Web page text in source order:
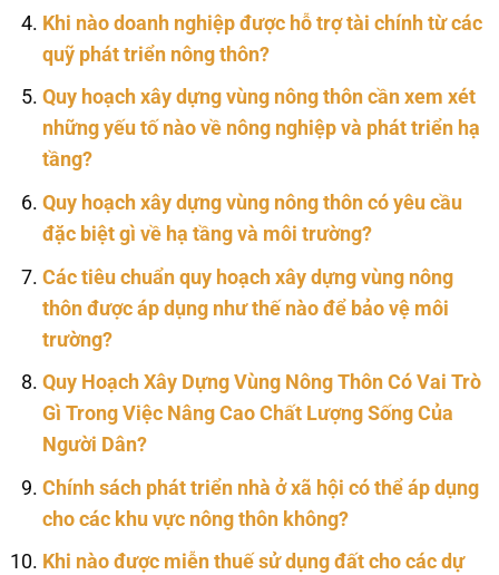
Khi nào doanh nghiệp được hỗ trợ tài chính từ các
quỹ phát triển nông thôn?
Quy hoạch xây dựng vùng nông thôn cần xem xét
những yếu tố nào về nông nghiệp và phát triển hạ
tầng?
Quy hoạch xây dựng vùng nông thôn có yêu cầu
đặc biệt gì về hạ tầng và môi trường?
Các tiêu chuẩn quy hoạch xây dựng vùng nông
thôn được áp dụng như thế nào để bảo vệ môi
trường?
Quy Hoạch Xây Dựng Vùng Nông Thôn Có Vai Trò
Gì Trong Việc Nâng Cao Chất Lượng Sống Của
Người Dân?
Chính sách phát triển nhà ở xã hội có thể áp dụng
cho các khu vực nông thôn không?
Khi nào được miễn thuế sử dụng đất cho các dự